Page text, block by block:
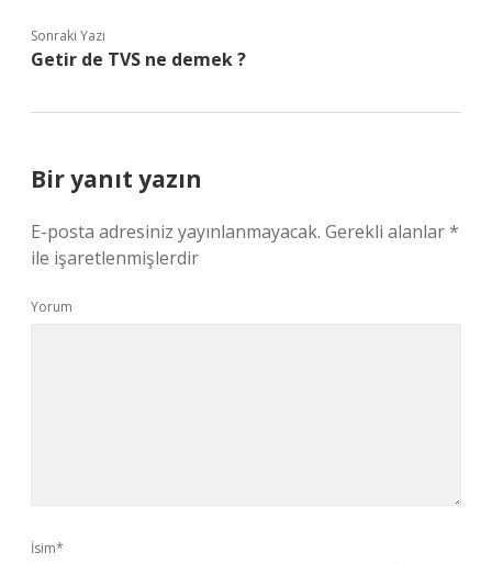
Sonraki Yazı
Getir de TVS ne demek ?
Bir yanıt yazın
E-posta adresiniz yayınlanmayacak. Gerekli alanlar*
ile işaretlenmişlerdir
Yorum
İsim*